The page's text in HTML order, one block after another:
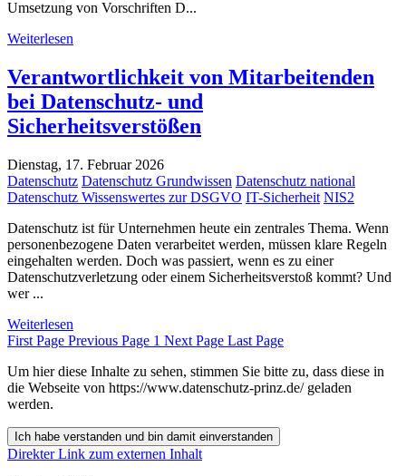
Umsetzung von Vorschriften D...
Weiterlesen
Verantwortlichkeit von Mitarbeitenden
bei Datenschutz- und
Sicherheitsverstößen
Dienstag, 17. Februar 2026
Datenschutz Datenschutz Grundwissen Datenschutz national
Datenschutz Wissenswertes zur DSGVO IT-Sicherheit NIS2
Datenschutz ist für Unternehmen heute ein zentrales Thema. Wenn
personenbezogene Daten verarbeitet werden, müssen klare Regeln
eingehalten werden. Doch was passiert, wenn es zu einer
Datenschutzverletzung oder einem Sicherheitsverstoß kommt? Und
wer ...
Weiterlesen
First Page Previous Page 1 Next Page Last Page
Um hier diese Inhalte zu sehen, stimmen Sie bitte zu, dass diese in
die Webseite von https://www.datenschutz-prinz.de/ geladen
werden.
Ich habe verstanden und bin damit einverstanden
Direkter Link zum externen Inhalt